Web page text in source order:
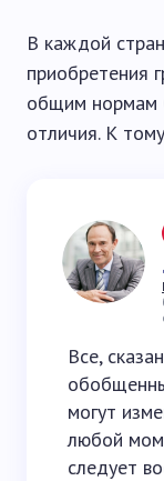
В каждой
приобретения
общим нормам
отличия. К
Все,
могут
любой
следует